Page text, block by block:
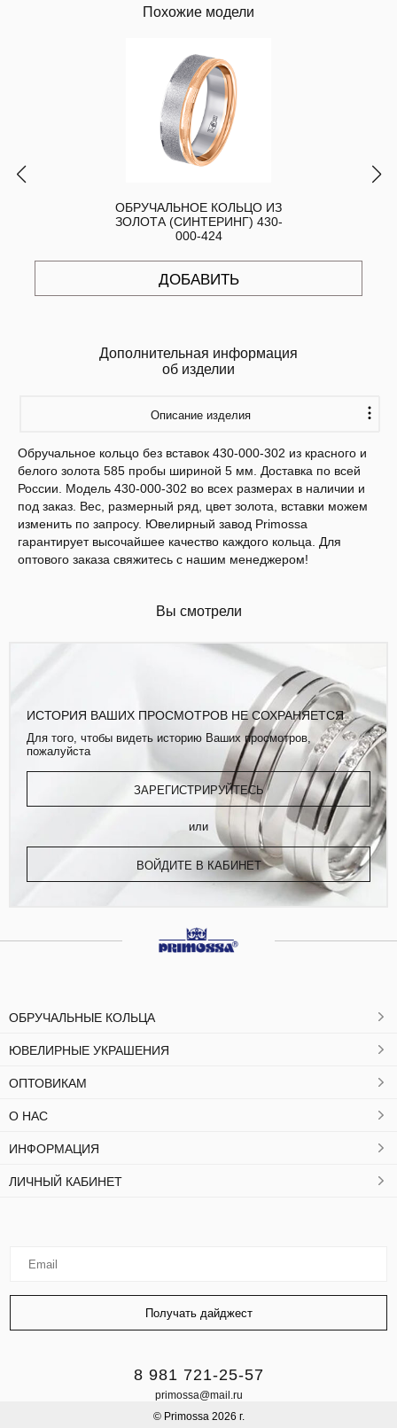
Похожие модели
ОБРУЧАЛЬНОЕ КОЛЬЦО ИЗ
ЗОЛОТА (СИНТЕРИНГ) 430-
000-424
ДОБАВИТЬ
Дополнительная информация
об изделии
Описание изделия
Обручальное кольцо без вставок 430-000-302 из красного и
белого золота 585 пробы шириной 5 мм. Доставка по всей
России. Модель 430-000-302 во всех размерах в наличии и
под заказ. Вес, размерный ряд, цвет золота, вставки можем
изменить по запросу. Ювелирный завод Primossa
гарантирует высочайшее качество каждого кольца. Для
оптового заказа свяжитесь с нашим менеджером!
Вы смотрели
ИСТОРИЯ ВАШИХ ПРОСМОТРОВ НЕ СОХРАНЯЕТСЯ
Для того, чтобы видеть историю Ваших просмотров,
пожалуйста
ЗАРЕГИСТРИРУЙТЕСЬ
или
ВОЙДИТЕ В КАБИНЕТ
ОБРУЧАЛЬНЫЕ КОЛЬЦА
ЮВЕЛИРНЫЕ УКРАШЕНИЯ
ОПТОВИКАМ
О НАС
ИНФОРМАЦИЯ
ЛИЧНЫЙ КАБИНЕТ
8 981 721-25-57
primossa@mail.ru
© Primossa 2026 г.